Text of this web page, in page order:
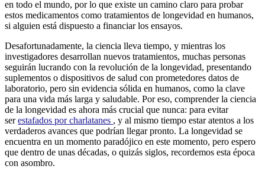
en todo el mundo, por lo que existe un camino claro para probar
estos medicamentos como tratamientos de longevidad en humanos,
si alguien está dispuesto a financiar los ensayos.
Desafortunadamente, la ciencia lleva tiempo, y mientras los
investigadores desarrollan nuevos tratamientos, muchas personas
seguirán lucrando con la revolución de la longevidad, presentando
suplementos o dispositivos de salud con prometedores datos de
laboratorio, pero sin evidencia sólida en humanos, como la clave
para una vida más larga y saludable. Por eso, comprender la ciencia
de la longevidad es ahora más crucial que nunca: para evitar
serestafados por charlatanes , y al mismo tiempo estar atentos a los
verdaderos avances que podrían llegar pronto. La longevidad se
encuentra en un momento paradójico en este momento, pero espero
que dentro de unas décadas, o quizás siglos, recordemos esta época
con asombro.